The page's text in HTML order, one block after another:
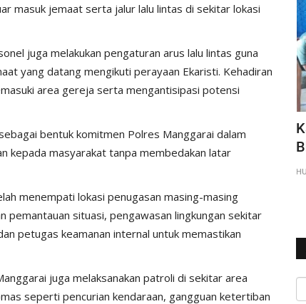
masuk jemaat serta jalur lalu lintas di sekitar lokasi
juga melakukan pengaturan arus lalu lintas guna
yang datang mengikuti perayaan Ekaristi. Kehadiran
area gereja serta mengantisipasi potensi
bentuk komitmen Polres Manggarai dalam
kepada masyarakat tanpa membedakan latar
menempati lokasi penugasan masing-masing
pemantauan situasi, pengawasan lingkungan sekitar
petugas keamanan internal untuk memastikan
juga melaksanakan patroli di sekitar area
seperti pencurian kendaraan, gangguan ketertiban
Kapospol Wae Ri’I, Petugas
Bhabinkamtibmas dan Pejabat...